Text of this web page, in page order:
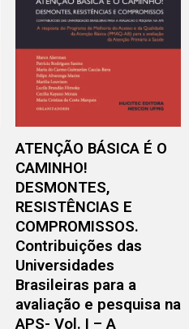
ATENÇÃO BÁSICA É O
CAMINHO!
DESMONTES,
RESISTÊNCIAS E
COMPROMISSOS.
Contribuições das
Universidades
Brasileiras para a
avaliação e pesquisa na
APS- Vol. I – A